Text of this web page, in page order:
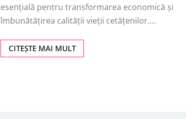
esențială pentru transformarea economică și
îmbunătățirea calității vieții cetățenilor.…
CITEȘTE MAI MULT